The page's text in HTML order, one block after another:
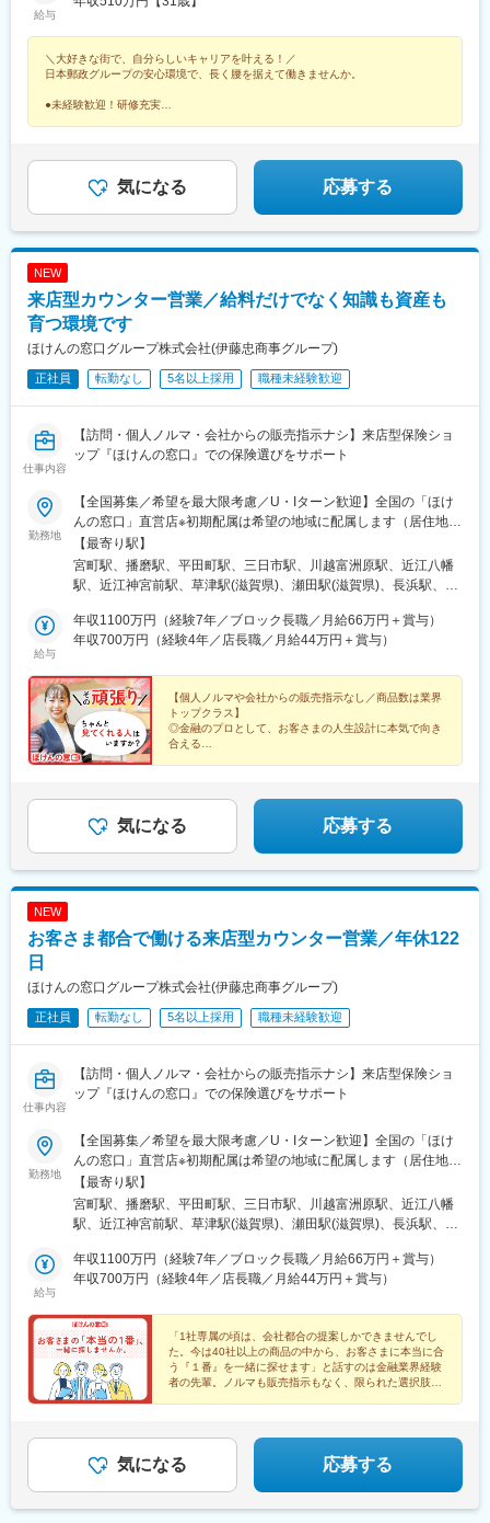
根県■四国エリア：徳島県、香川県、愛媛県、高知県■九州エリ
ア：福岡県、佐賀県、長崎県、大分県、宮崎県、鹿児島県、熊本
県■沖縄エリア：沖縄県※初期配属の都道府県を希望可！U・Iター
ン歓迎※基本的にスクーターまたはバイク、一部エリアは車で営業
の家庭事情があり、参加が難しい場合はリモートプログラムとな
ります
駅、二戸駅、一ノ関駅、宮古駅、北上駅、水沢駅、久慈駅、紫波
駅、東大館駅、羽後本荘駅、湯沢駅、横手駅、大曲駅(秋田県)、山
形駅、米沢駅、鶴岡駅、酒田駅、村山駅(山形県)、新庄駅、寒河江
駅、長井駅、白河駅、いわき駅、七日町駅、喜多方駅、二本松
駅、磐城石川駅、須賀川駅、原ノ町駅、福島学院前駅、郡山富田
間駅、新鉾田駅、鹿島神宮駅、磯原駅、勝田駅、新栃木駅、佐野
駅、西那須野駅、足利駅、新鹿沼駅、上今市駅、小山駅、真岡
めじろ台駅、羽村駅、立川駅、京王八王子駅、東青梅駅、町田
駅、秋川駅、甲州街道駅、八王子みなみ野駅、上北台駅、新小平
駅、武蔵小金井駅、東村山駅、府中駅(東京都)、国領駅、瀬谷駅、
蔵小杉駅、新百合ケ丘駅、鷺沼駅、小田原駅、藤沢駅、秦野駅、
駅、内野西が丘駅、高田駅(新潟県)、柏崎駅、直江津駅、松本駅、
飯田駅(長野県)、上諏訪駅、駒ケ根駅、穂高駅、岡谷駅、地鉄ビル
駅、松任駅、野町駅、福井駅、武生駅、名鉄岐阜駅、大垣駅、江
吉良駅、せきてらす前駅、高山駅、多治見駅、那加駅、可児駅、
磐田駅、浜北駅、天竜川駅、高塚駅、半田駅、左京山駅、大府
駅、瑞穂運動場西駅、岡崎駅、西尾駅、刈谷市駅、国府宮駅、安
城駅、新瀬戸駅、宇治山田駅、松阪駅、石場駅、水口城南駅、近
大学駅、峰山駅、北大路駅、京都駅、ＪＲ小倉駅、野田駅(阪神
線)、吹田駅(阪急線)、岸和田駅、河内永和駅、西元町駅、加太駅
駅、三田駅(兵庫県)、和田山駅、畦野駅、京口駅、北条町駅、志染
駅、千本駅、相生駅(兵庫県)、葉多駅、西脇市駅、大和高田駅、五
条駅(奈良県)、近鉄下田駅、学園前駅(奈良県)、紀伊田辺駅、紀伊
勝浦駅、倉吉駅、浜田駅、安来駅、津山駅、倉敷駅、西片上駅、
庭瀬駅、瀬戸駅、備前西市駅、東山・おかでんミュージアム駅、
駅、高知駅、後免西町駅、中村駅、小村神社前駅、田辺島通駅、
甘木駅(西鉄線)、奈多駅、西鉄柳川駅、羽犬塚駅、大牟田駅、唐津
駅、伊万里駅、五島町駅、霊丘公園体育館駅、本諫早駅、大学病
院駅、新大村駅、早岐駅、中佐世保駅、八代駅、三角駅、木葉
駅、玉名駅、人吉温泉駅、宮地駅、大分駅、佐伯駅、中津駅(大分
駅、宮崎駅、油津駅、小林駅(宮崎県)、日向新富駅、川内駅(鹿児
島県)、志布志駅、枕崎駅、宮ケ浜駅、国分駅(鹿児島県)、出水
盛駅、仙台駅(地下鉄)、西取手駅、今市駅、東宿郷駅、城東駅、西
桐生駅、高田馬場駅、入谷駅(東京都)、牛田駅(東京都)、荒川一中
前駅、千歳船橋駅、立川北駅、青梅街道駅、布田駅、新高島駅、
駅、桜町駅(長野県)、電気ビル前駅、南富山駅、片原町駅(富山
県)、福井駅(福井県)、岐阜駅、羽島市役所前駅、関駅(岐阜県)、市
駅、和泉大宮駅、ＪＲ河内永和駅、みなと元町駅、さくら夙川
駅、高田駅(奈良県)、香芝駅、倉敷市駅、山頂駅(千光寺山)、高知
駅前駅、後免中町駅、東新木駅、甘木駅(甘木鉄道線)、長崎駅前
駅、島原船津駅、原爆資料館駅、佐世保中央駅、人吉駅、奥武山
公園駅、ひばりが丘駅(北海道)、千歳町駅(北海道)、函館アリーナ
南駅、柴崎駅、高島町駅、電鉄富山駅・エスタ前駅、南富山駅前
駅、坂下町駅、福井城址大名町駅、新那加駅、瀬戸市駅、元田中
駅、鹿児駅、桜町駅(長崎県)、浦上駅前駅、佐世保駅
給与
＼大好きな街で、自分らしいキャリアを叶える！／
日本郵政グループの安心環境で、長く腰を据えて働きませんか。
●未経験歓迎！研修充実
気になる 応募する
NEW
来店型カウンター営業／給料だけでなく知識も資産も
育つ環境です
ほけんの窓口グループ株式会社(伊藤忠商事グループ)
正社員 転勤なし 5名以上採用 職種未経験歓迎
仕事内容
【訪問・個人ノルマ・会社からの販売指示ナシ】来店型保険ショ
ップ『ほけんの窓口』での保険選びをサポート
勤務地
【全国募集／希望を最大限考慮／U・Iターン歓迎】全国の「ほけ
んの窓口」直営店※初期配属は希望の地域に配属します（居住地か
ら90分以内で通える店舗）※希望により「全国転勤」を選ぶこと
もできます。★最新の募集勤務地は下記をご覧ください。
https://www.hokennomadoguchi.co.jp/※当社コーポレートサイト※
ただけます。＜47都道府県に700店舗以上！＞国内最大級の店舗
数です。転勤エリアを限定して活躍している先輩もいます。※詳細
店舗数を拡大中！今回の募集も事業成長にともなう増員募集。こ
れからも仲間を迎え入れながら、一緒に店舗を増やしていきたい
と考えています。受動喫煙対策：有 ※敷地内全面禁煙（全店舗共
通）
【最寄り駅】
宮町駅、播磨駅、平田町駅、三日市駅、川越富洲原駅、近江八幡
駅、近江神宮前駅、草津駅(滋賀県)、瀬田駅(滋賀県)、長浜駅、彦
池駅、長岡天神駅、福知山駅、松井山手駅、りんくうタウン駅、
和泉中央駅、茨木駅、大阪阿部野橋駅、大阪梅田駅(阪急線)、梅田
駅、久宝寺駅、野田阪神駅、京橋駅(大阪府)、大日駅、久米田駅、
堺東駅、鳳駅、北野田駅、萩原天神駅、万博記念公園駅、南千里
駅、千里丘駅、高槻駅、住道駅、豊中駅、川西駅(大阪府)、星田
駅、八戸ノ里駅、布施駅、枚方市駅、樟葉駅、藤井寺駅、河内松
原駅、箕面萱野駅、守口駅、近鉄八尾駅、湖山駅、鳥取駅、高浜
古市橋駅、紙屋町東駅、宇品三丁目駅、福山駅、東福山駅、湯田
村駅、西岩国駅、宇部新川駅、湯田温泉駅、新下関駅、防府駅、
駅、令和コスタ行橋駅、和多田駅、佐賀駅、鍋島駅、本諫早駅、
駅、御代志駅、八代駅、西大分駅、鶴崎駅、中津駅(大分県)、別府
駅、宮ケ浜駅、志布志駅、隼人駅、川内駅(鹿児島県)、浦添前田
駅、本川越駅、久喜駅、熊谷駅、行田駅、せんげん台駅、越谷レ
イクタウン駅、新越谷駅、浦和駅、大宮駅(埼玉県)、加茂宮駅、北
駅、高坂駅、深谷駅、ふじみ野駅、本庄早稲田駅、和光市駅、本
八幡駅(総武線)、妙典駅、南行徳駅、五井駅、ちはら台駅、千葉ニ
ュータウン中央駅、新浦安駅、大網駅、柏駅、北柏駅、巌根駅、
木更津駅、館山駅、稲毛駅、京成千葉駅、おゆみ野駅、海浜幕張
駅、幕張豊砂駅、公津の杜駅、流山おおたかの森駅、流山駅、成
八千代緑が丘駅、中神駅、綾瀬駅、北千住駅、西新井駅、大山駅
(東京都)、上板橋駅、瑞江駅、船堀駅、大森駅(東京都)、京成金町
駅、豊洲駅、国際展示場駅、亀戸駅、武蔵小金井駅、花小金井
駅、品川シーサイド駅、大井町駅、目黒駅、新宿駅(東京メトロ)、
新宿三丁目駅、都庁前駅、阿佐ケ谷駅、荻窪駅、西永福駅、錦糸
町駅、桜新町駅、上野広小路駅、京成上野駅、立川駅、聖蹟桜ケ
丘駅、小田急永山駅、水天宮前駅、日本橋駅(東京都)、銀座一丁目
駅、八王子駅、南大沢駅、めじろ台駅、東村山駅、玉川上水駅、
豊田駅、府中駅(東京都)、水道橋駅、町田駅、表参道駅、品川駅、
吉祥寺駅、学芸大学駅、自由が丘駅、伊勢原駅、海老名駅(相模
線)、富水駅、鴨宮駅、新百合ケ丘駅、川崎駅、矢向駅、鹿島田
給与
年収1100万円（経験7年／ブロック長職／月給66万円＋賞与）
年収700万円（経験4年／店長職／月給44万円＋賞与）
【個人ノルマや会社からの販売指示なし／商品数は業界
トップクラス】
◎金融のプロとして、お客さまの人生設計に本気で向き
合える
気になる 応募する
NEW
お客さま都合で働ける来店型カウンター営業／年休122
日
ほけんの窓口グループ株式会社(伊藤忠商事グループ)
正社員 転勤なし 5名以上採用 職種未経験歓迎
仕事内容
【訪問・個人ノルマ・会社からの販売指示ナシ】来店型保険ショ
ップ『ほけんの窓口』での保険選びをサポート
勤務地
【全国募集／希望を最大限考慮／U・Iターン歓迎】全国の「ほけ
んの窓口」直営店※初期配属は希望の地域に配属します（居住地か
ら90分以内で通える店舗）※希望により「全国転勤」を選ぶこと
もできます。★最新の募集勤務地は下記をご覧ください。
https://www.hokennomadoguchi.co.jp/※当社コーポレートサイト※
ただけます。＜47都道府県に700店舗以上！＞国内最大級の店舗
数です。転勤エリアを限定して活躍している先輩もいます。※詳細
店舗数を拡大中！今回の募集も事業成長にともなう増員募集。こ
れからも仲間を迎え入れながら、一緒に店舗を増やしていきたい
と考えています。受動喫煙対策：有 ※敷地内全面禁煙（全店舗共
通）
【最寄り駅】
宮町駅、播磨駅、平田町駅、三日市駅、川越富洲原駅、近江八幡
駅、近江神宮前駅、草津駅(滋賀県)、瀬田駅(滋賀県)、長浜駅、彦
池駅、長岡天神駅、福知山駅、松井山手駅、りんくうタウン駅、
和泉中央駅、茨木駅、大阪阿部野橋駅、大阪梅田駅(阪急線)、梅田
駅、久宝寺駅、野田阪神駅、京橋駅(大阪府)、大日駅、久米田駅、
堺東駅、鳳駅、北野田駅、萩原天神駅、万博記念公園駅、南千里
駅、千里丘駅、高槻駅、住道駅、豊中駅、川西駅(大阪府)、星田
駅、八戸ノ里駅、布施駅、枚方市駅、樟葉駅、藤井寺駅、河内松
原駅、箕面萱野駅、守口駅、近鉄八尾駅、湖山駅、鳥取駅、高浜
古市橋駅、紙屋町東駅、宇品三丁目駅、福山駅、東福山駅、湯田
村駅、西岩国駅、宇部新川駅、湯田温泉駅、新下関駅、防府駅、
給与
年収1100万円（経験7年／ブロック長職／月給66万円＋賞与）
年収700万円（経験4年／店長職／月給44万円＋賞与）
「1社専属の頃は、会社都合の提案しかできませんでし
た。今は40社以上の商品の中から、お客さまに本当に合
う『１番』を一緒に探せます」と話すのは金融業界経験
者の先輩。ノルマも販売指示もなく、限られた選択肢で
気になる 応募する